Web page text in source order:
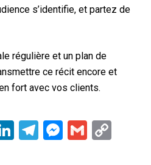
s’identifie, et partez de
régulière et un plan de
ce récit encore et
fort avec vos clients.
LinkedIn
Telegram
Gmail